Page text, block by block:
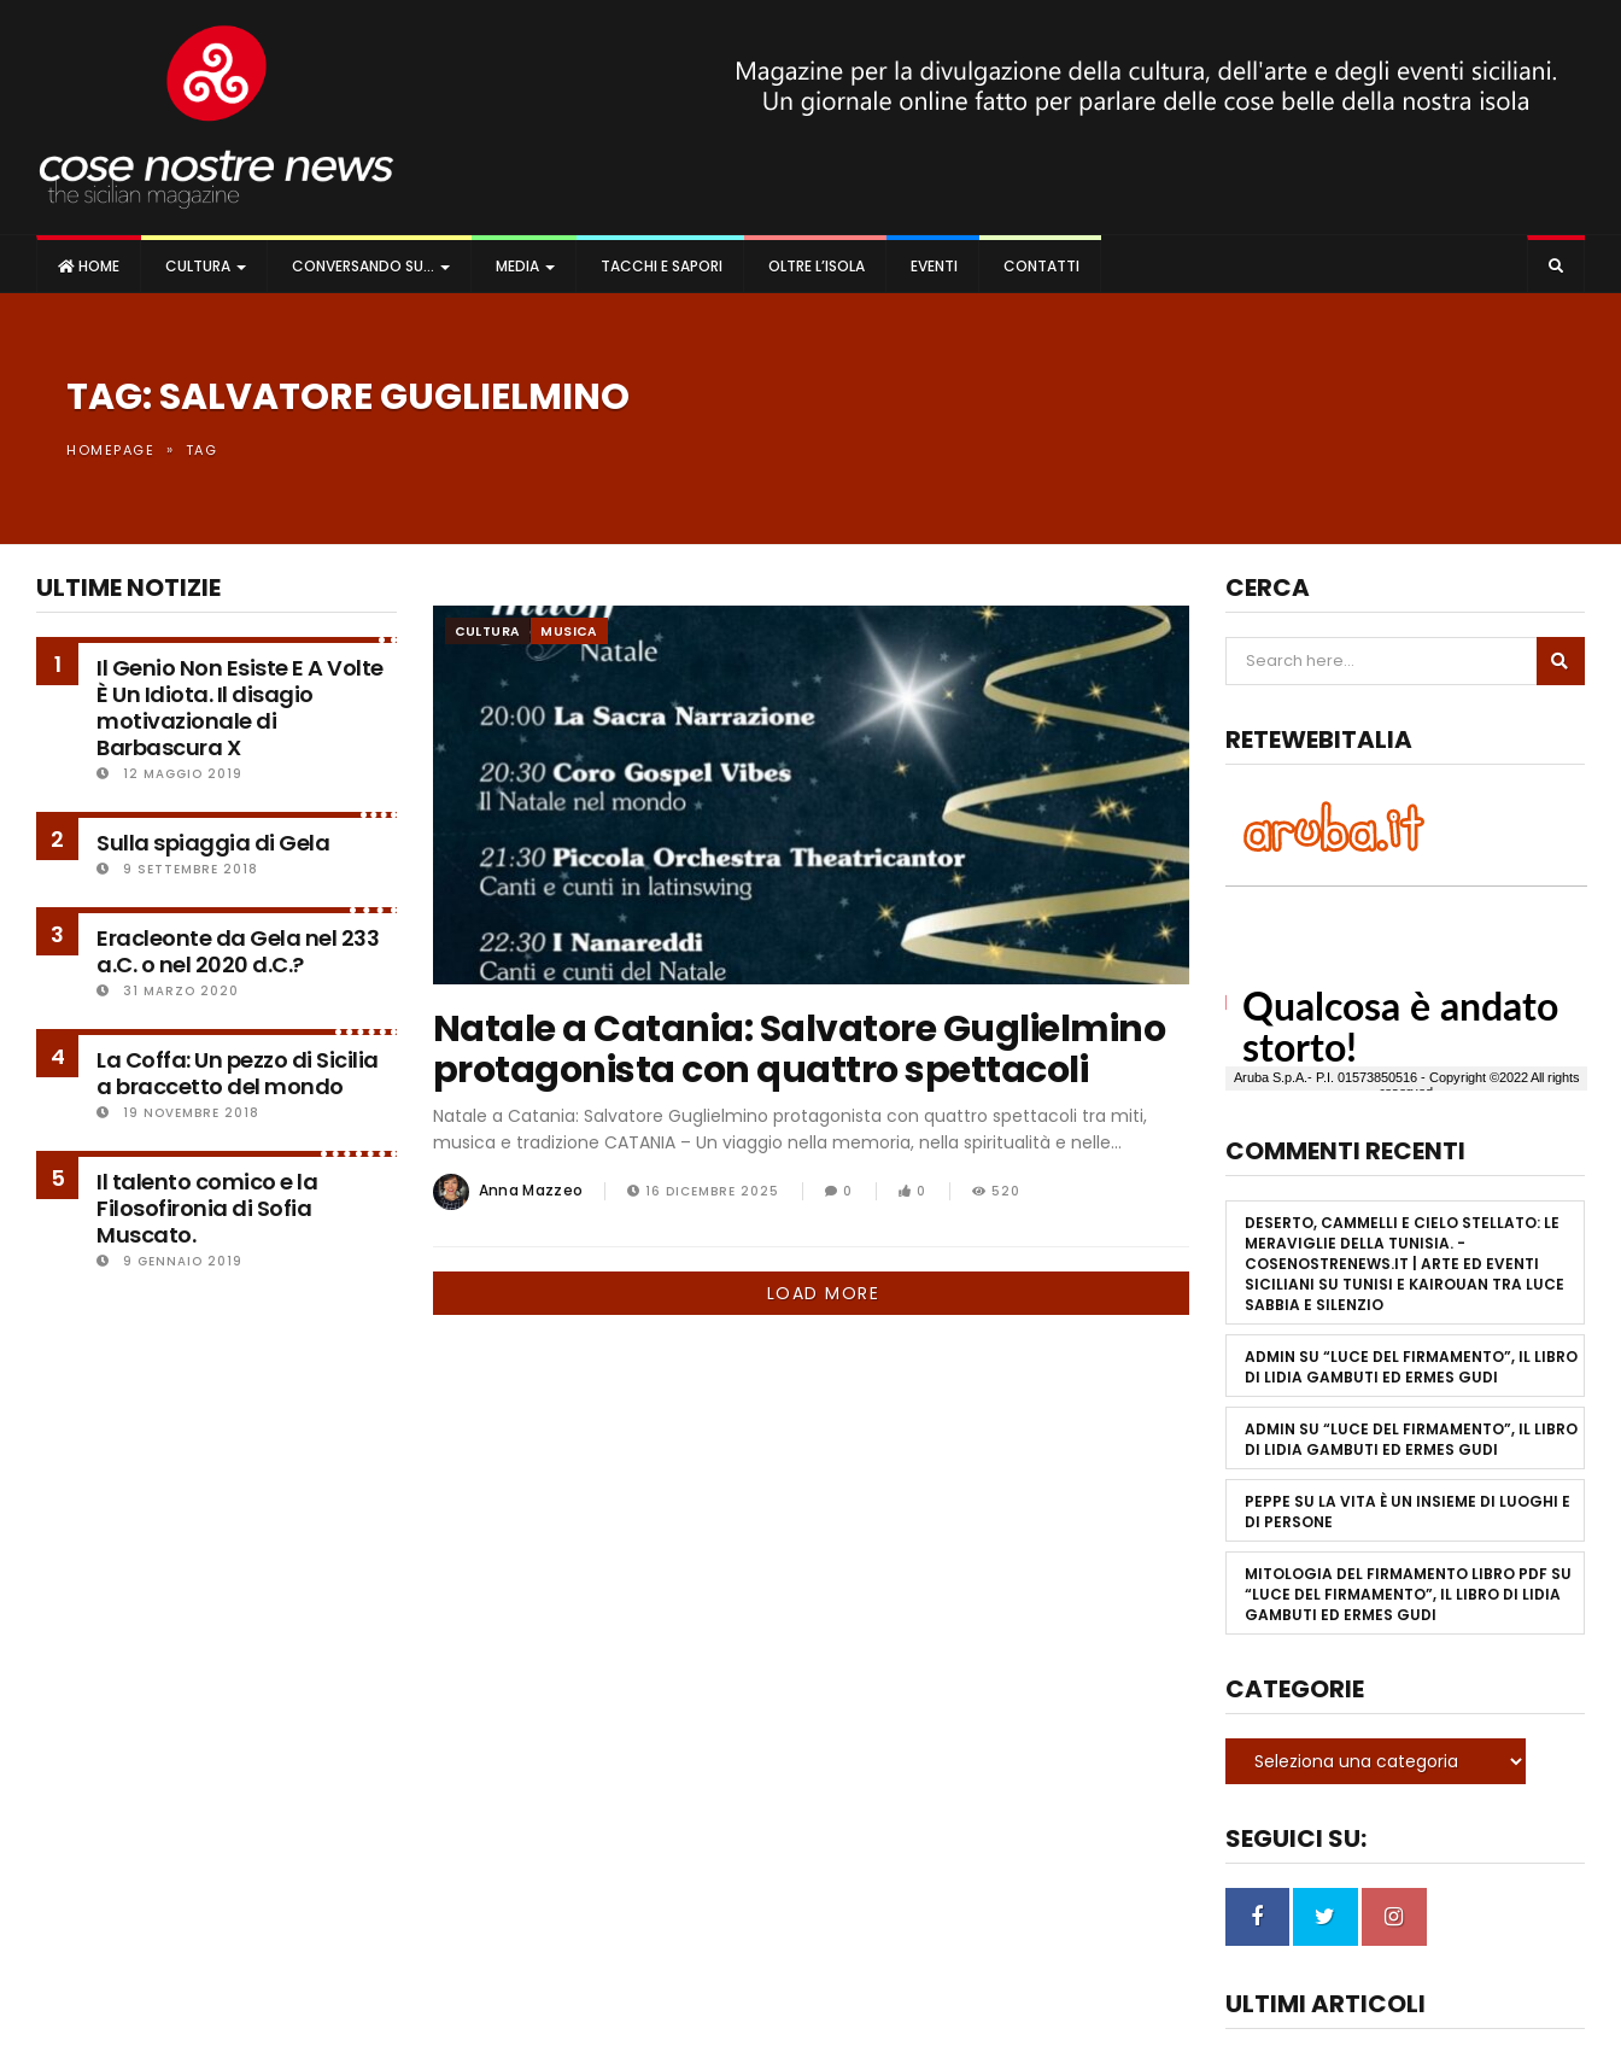
HOME CULTURA CONVERSANDO SU… MEDIA TACCHI E SAPORI OLTRE L’ISOLA EVENTI CONTATTI
TAG: SALVATORE GUGLIELMINO
HOMEPAGE » TAG
ULTIME NOTIZIE
1
Il Genio Non Esiste E A Volte
È Un Idiota. Il disagio
motivazionale di
Barbascura X
12 MAGGIO 2019
2 Sulla spiaggia di Gela
9 SETTEMBRE 2018
3
Eracleonte da Gela nel 233
a.C. o nel 2020 d.C.?
31 MARZO 2020
4
La Coffa: Un pezzo di Sicilia
a braccetto del mondo
19 NOVEMBRE 2018
5
Il talento comico e la
Filosofironia di Sofia
Muscato.
9 GENNAIO 2019
CULTURA MUSICA
Natale a Catania: Salvatore Guglielmino
protagonista con quattro spettacoli
Natale a Catania: Salvatore Guglielmino protagonista con quattro spettacoli tra miti,
musica e tradizione CATANIA – Un viaggio nella memoria, nella spiritualità e nelle...
Anna Mazzeo 16 DICEMBRE 2025 0 0 520
LOAD MORE
CERCA
RETEWEBITALIA
COMMENTI RECENTI
DESERTO, CAMMELLI E CIELO STELLATO: LE
MERAVIGLIE DELLA TUNISIA. -
COSENOSTRENEWS.IT | ARTE ED EVENTI
SICILIANI SU TUNISI E KAIROUAN TRA LUCE
SABBIA E SILENZIO
ADMIN SU “LUCE DEL FIRMAMENTO”, IL LIBRO
DI LIDIA GAMBUTI ED ERMES GUDI
ADMIN SU “LUCE DEL FIRMAMENTO”, IL LIBRO
DI LIDIA GAMBUTI ED ERMES GUDI
PEPPE SU LA VITA È UN INSIEME DI LUOGHI E
DI PERSONE
MITOLOGIA DEL FIRMAMENTO LIBRO PDFSU
“LUCE DEL FIRMAMENTO”, IL LIBRO DI LIDIA
GAMBUTI ED ERMES GUDI
CATEGORIE
SEGUICI SU:
ULTIMI ARTICOLI